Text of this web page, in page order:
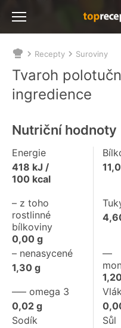
Nacházíte
se
zde:
Recepty Suroviny
Tvaroh
ingredience
Nutriční hodnoty
Energie
418 kJ /
100 kcal
– z toho
rostlinné
bílkoviny
0,00 g
– nenasycené
1,30 g
––
––– omega 3
0,02 g
Sodík
Sůl